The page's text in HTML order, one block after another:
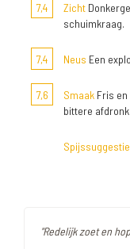
7,4
Zicht
schuimkraag.
7,4 Neus Een
7,6 Smaak Fris
bittere
Spijssuggestie
"Redelijk zoet en